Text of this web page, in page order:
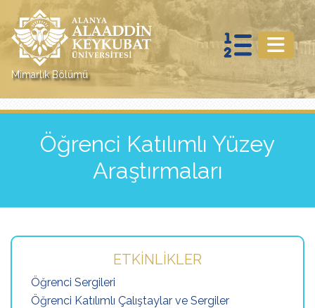
Mimarlık Bölümü
Öğrenci Katılımlı Yüzey
Araştırmaları
ETKINLIKLER
Öğrenci Sergileri
Öğrenci Katılımlı Çalıştaylar ve Sergiler